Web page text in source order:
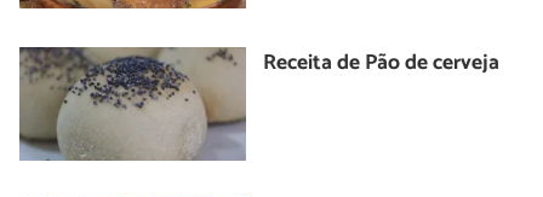
Receita de Pão de cerveja